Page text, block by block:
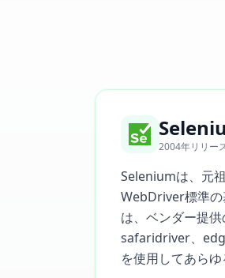
2004年リリー
Seleniumは、元
WebDriver標準
は、ベンダー提
safaridriver、
を使用してあら